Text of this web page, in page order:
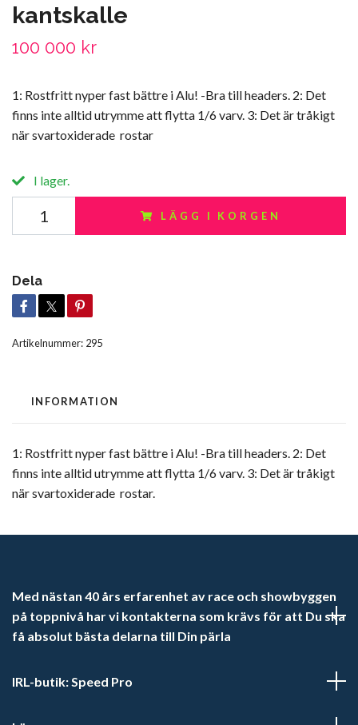
kantskalle
100 000 kr
1: Rostfritt nyper fast bättre i Alu! -Bra till headers. 2: Det
finns inte alltid utrymme att flytta 1/6 varv. 3: Det är tråkigt
när svartoxiderade rostar
I lager.
LÄGG I KORGEN
Dela
Artikelnummer: 295
INFORMATION
1: Rostfritt nyper fast bättre i Alu! -Bra till headers. 2: Det
finns inte alltid utrymme att flytta 1/6 varv. 3: Det är tråkigt
när svartoxiderade rostar.
Med nästan 40 års erfarenhet av race och showbyggen
på toppnivå har vi kontakterna som krävs för att Du ska
få absolut bästa delarna till Din pärla
IRL-butik: Speed Pro